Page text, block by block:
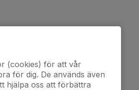
(cookies) för att vår
för dig. De används även
hjälpa oss att förbättra